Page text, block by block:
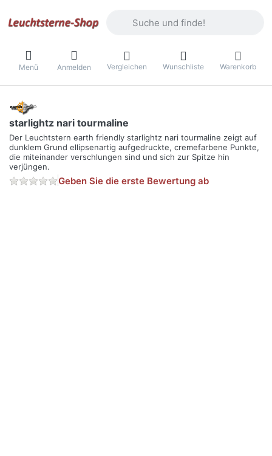
Menü Anmelden Vergleichen Wunschliste Warenkorb
starlightz nari tourmaline
Der Leuchtstern earth friendly starlightz nari tourmaline zeigt auf
dunklem Grund ellipsenartig aufgedruckte, cremefarbene Punkte,
die miteinander verschlungen sind und sich zur Spitze hin
verjüngen.
Geben Sie die erste Bewertung ab